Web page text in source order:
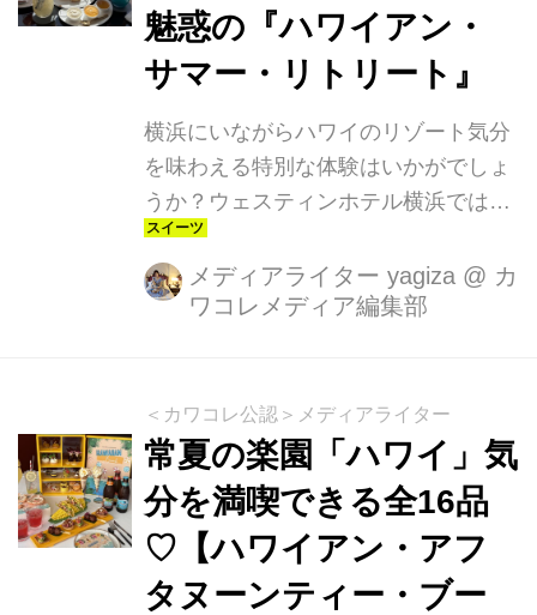
魅惑の『ハワイアン・
サマー・リトリート』
横浜にいながらハワイのリゾート気分
を味わえる特別な体験はいかがでしょ
うか？ウェスティンホテル横浜では、
2024年7月1日から9月16日まで各種プ
ロモーション「ハワイアン・サマー・
リトリート」を開催しています。この
イダー、ウェスティンリゾート＆ス
パ、ワイキキビーチ」とのコラボレー
ションにより南国のリラックスしたひ
とときが楽しめます。
メディアライター yagiza @ カ
ワコレメディア編集部
＜カワコレ公認＞メディアライター
常夏の楽園「ハワイ」気
分を満喫できる全16品
♡【ハワイアン・アフ
タヌーンティー・ブー